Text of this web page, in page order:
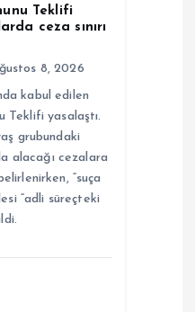
Teklifi
ceza sınırı
8, 2026
kabul edilen
Teklifi yasalaştı.
grubundaki
alacağı cezalara
“suça
“adli süreçteki